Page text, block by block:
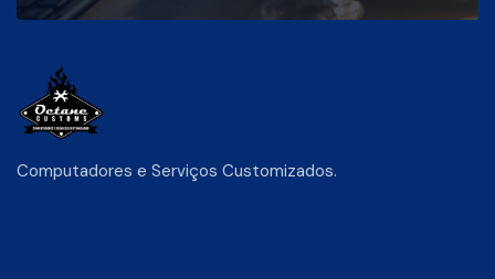
Computadores e Serviços Customizados.